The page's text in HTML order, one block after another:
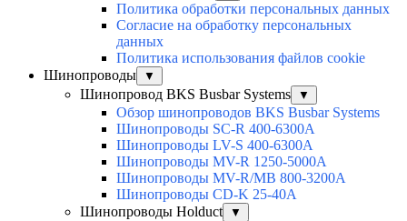
Политика обработки персональных данных
Согласие на обработку персональных
данных
Политика использования файлов cookie
Шинопроводы
▼
Шинопровод BKS Busbar Systems ▼
Обзор шинопроводов BKS Busbar Systems
Шинопроводы SC-R 400-6300A
Шинопроводы LV-S 400-6300A
Шинопроводы MV-R 1250-5000A
Шинопроводы MV-R/MB 800-3200A
Шинопроводы CD-K 25-40A
Шинопроводы Holduct
▼